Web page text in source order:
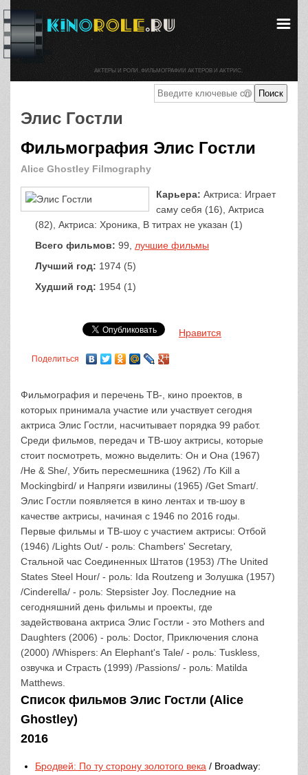
Элис Гостли
Фильмография Элис Гостли
Alice Ghostley Filmography
Карьера: Актриса: Играет
саму себя (16), Актриса
(82), Актриса: Хроника, В титрах не указан (1)
Всего фильмов: 99, лучшие фильмы
Лучший год: 1974 (5)
Худший год: 1954 (1)
Нравится
Поделиться
Фильмография и перечень ТВ-, кино проектов, в
которых принимала участие или участвует сегодня
актриса Элис Гостли, насчитывает порядка 99 работ.
Среди фильмов, передач и ТВ-шоу актрисы, которые
стоит посмотреть, можно выделить: Он и Она (1967)
/He & She/, Убить пересмешника (1962) /To Kill a
Mockingbird/ и Напряги извилины (1965) /Get Smart/.
Элис Гостли появляется в кино лентах и тв-шоу в
качестве актрисы, начиная с 1946 по 2016 годы.
Первые фильмы и ТВ-шоу с участием актрисы: Отбой
(1946) /Lights Out/ - роль: Chambers' Secretary,
Стальной час Соединенных Штатов (1953) /The United
States Steel Hour/ - роль: Ida Routzeng и Золушка (1957)
/Cinderella/ - роль: Stepsister Joy. Последние на
сегодняшний день фильмы и проекты, где
задействована актриса Элис Гостли - это Mothers and
Daughters (2006) - роль: Doctor, Приключения слона
(2000) /Whispers: An Elephant's Tale/ - роль: Tuskless,
озвучка и Страсть (1999) /Passions/ - роль: Matilda
Matthews.
Список фильмов Элис Гостли (Alice
Ghostley)
2016
Бродвей: По ту сторону золотого века / Broadway:
АКТЕРЫ И РОЛИ. ФИЛЬМОГРАФИИ АКТЕРОВ И АКТРИС.